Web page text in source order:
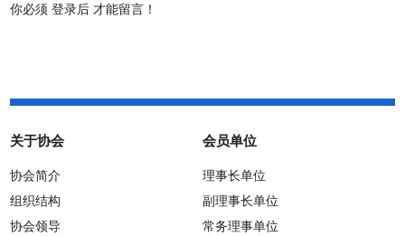
你必须登录后 才能留言！
关于协会
协会简介
组织结构
协会领导
会员单位
理事长单位
副理事长单位
常务理事单位